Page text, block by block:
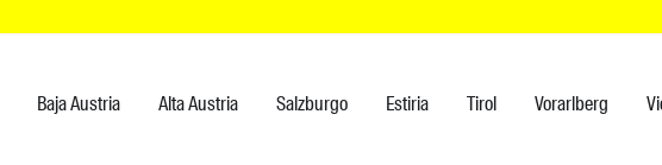
Baja Austria Alta Austria Salzburgo Estiria Tirol Vorarlberg